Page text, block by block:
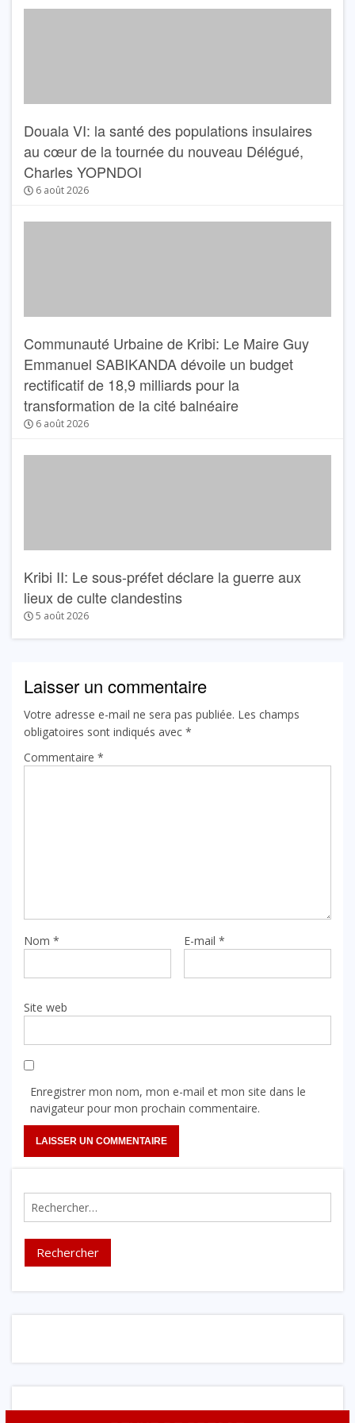
Douala VI: la santé des populations insulaires
au cœur de la tournée du nouveau Délégué,
Charles YOPNDOI
6 août 2026
Communauté Urbaine de Kribi: Le Maire Guy
Emmanuel SABIKANDA dévoile un budget
rectificatif de 18,9 milliards pour la
transformation de la cité balnéaire
6 août 2026
Kribi II: Le sous-préfet déclare la guerre aux
lieux de culte clandestins
5 août 2026
Laisser un commentaire
Votre adresse e-mail ne sera pas publiée. Les champs
obligatoires sont indiqués avec *
Commentaire *
Nom * E-mail *
Site web
Enregistrer mon nom, mon e-mail et mon site dans le
navigateur pour mon prochain commentaire.
Rechercher :